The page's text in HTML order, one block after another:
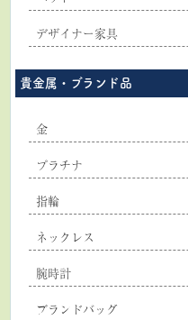
デザイナー家具
貴金属・ブランド品
金
プラチナ
指輪
ネックレス
腕時計
ブランドバッグ